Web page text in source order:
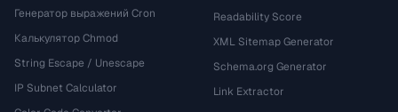
Генератор выражений Cron
Калькулятор Chmod
String Escape / Unescape
IP Subnet Calculator
Readability Score
XML Sitemap Generator
Schema.org Generator
Link Extractor